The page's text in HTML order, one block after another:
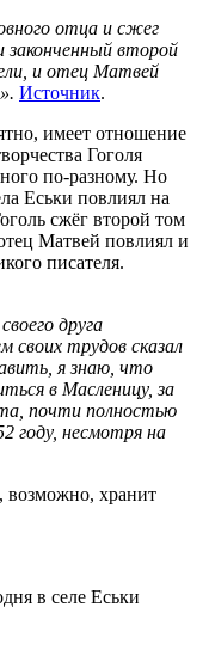
отца и сжег
законченный второй
и отец Матвей
Источник.
имеет отношение
Гоголя
по-разному. Но
Еськи повлиял на
сжёг второй том
Матвей повлиял и
писателя.
друга
трудов сказал
я знаю, что
в Масленицу, за
почти полностью
году, несмотря на
возможно, хранит
в селе Еськи